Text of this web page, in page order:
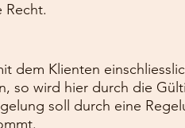
Recht.
dem Klienten
so wird hier durch die
soll durch eine